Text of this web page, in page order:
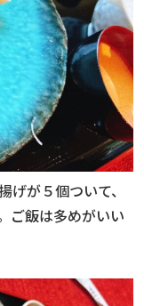
げが５個ついて、
ご飯は多めがいい